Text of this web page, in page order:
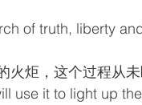
of truth, liberty
炬，这个过程从未
use it to light up